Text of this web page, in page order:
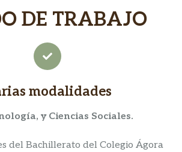
DE TRABAJO
modalidades
y Ciencias Sociales.
del Bachillerato del Colegio Ágora